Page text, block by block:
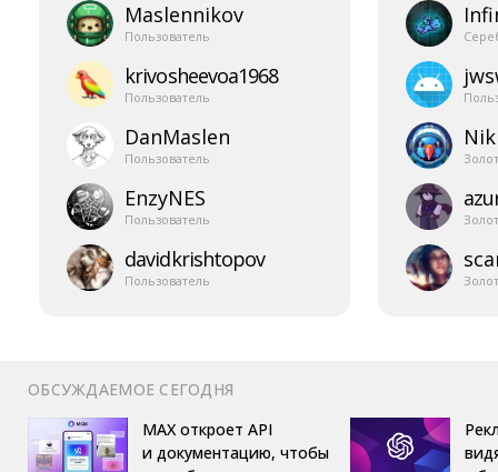
Maslennikov
Пользователь
krivosheevoa1968
Пользователь
DanMaslen
Пользователь
EnzyNES
Пользователь
davidkrishtopov
Пользователь
ОБСУЖДАЕМОЕ СЕГОДНЯ
MAX откроет API
и документацию, чтобы